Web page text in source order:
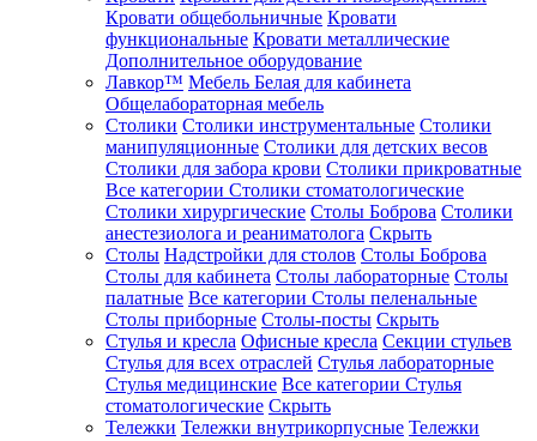
Кровати общебольничные Кровати
функциональные Кровати металлические
Дополнительное оборудование
Лавкор™ Мебель Белая для кабинета
Общелабораторная мебель
Столики Столики инструментальные Столики
манипуляционные Столики для детских весов
Столики для забора крови Столики прикроватные
Все категории Столики стоматологические
Столики хирургические Столы Боброва Столики
анестезиолога и реаниматолога Скрыть
Столы Надстройки для столов Столы Боброва
Столы для кабинета Столы лабораторные Столы
палатные Все категории Столы пеленальные
Столы приборные Столы-посты Скрыть
Стулья и кресла Офисные кресла Секции стульев
Стулья для всех отраслей Стулья лабораторные
Стулья медицинские Все категории Стулья
стоматологические Скрыть
Тележки Тележки внутрикорпусные Тележки